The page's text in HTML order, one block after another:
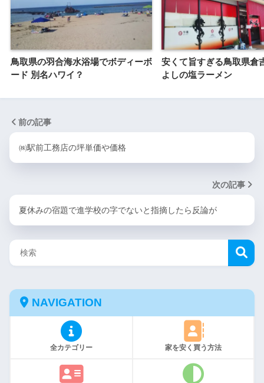
鳥取県の羽合海水浴場でボディーボ
ード 別名ハワイ？
安くて旨すぎる鳥取県倉
よしの塩ラーメン
前の記事
㈱駅前工務店の坪単価や価格
次の記事
夏休みの宿題で進学校の字でないと指摘したら反論が
NAVIGATION
全カテゴリー 家を安く買う方法